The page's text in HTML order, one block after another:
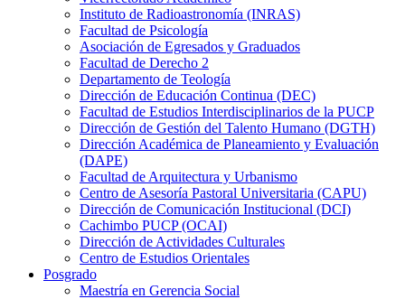
Instituto de Radioastronomía (INRAS)
Facultad de Psicología
Asociación de Egresados y Graduados
Facultad de Derecho 2
Departamento de Teología
Dirección de Educación Continua (DEC)
Facultad de Estudios Interdisciplinarios de la PUCP
Dirección de Gestión del Talento Humano (DGTH)
Dirección Académica de Planeamiento y Evaluación
(DAPE)
Facultad de Arquitectura y Urbanismo
Centro de Asesoría Pastoral Universitaria (CAPU)
Dirección de Comunicación Institucional (DCI)
Cachimbo PUCP (OCAI)
Dirección de Actividades Culturales
Centro de Estudios Orientales
Posgrado
Maestría en Gerencia Social